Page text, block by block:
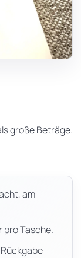
große Beträge.
am
pro Tasche.